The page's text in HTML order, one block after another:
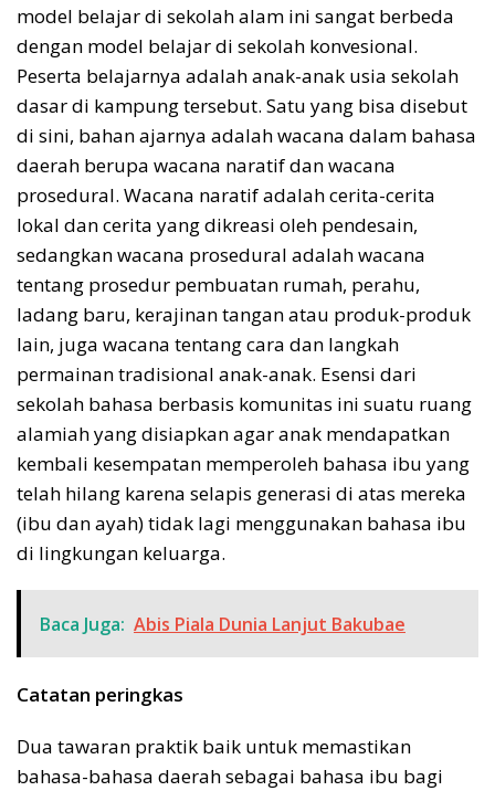
model belajar di sekolah alam ini sangat berbeda
dengan model belajar di sekolah konvesional.
Peserta belajarnya adalah anak-anak usia sekolah
dasar di kampung tersebut. Satu yang bisa disebut
di sini, bahan ajarnya adalah wacana dalam bahasa
daerah berupa wacana naratif dan wacana
prosedural. Wacana naratif adalah cerita-cerita
lokal dan cerita yang dikreasi oleh pendesain,
sedangkan wacana prosedural adalah wacana
tentang prosedur pembuatan rumah, perahu,
ladang baru, kerajinan tangan atau produk-produk
lain, juga wacana tentang cara dan langkah
permainan tradisional anak-anak. Esensi dari
sekolah bahasa berbasis komunitas ini suatu ruang
alamiah yang disiapkan agar anak mendapatkan
kembali kesempatan memperoleh bahasa ibu yang
telah hilang karena selapis generasi di atas mereka
(ibu dan ayah) tidak lagi menggunakan bahasa ibu
di lingkungan keluarga.
Baca Juga: Abis Piala Dunia Lanjut Bakubae
Catatan peringkas
Dua tawaran praktik baik untuk memastikan
bahasa-bahasa daerah sebagai bahasa ibu bagi